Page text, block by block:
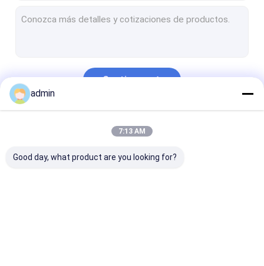
Ponte pedestre da passagem superior
Armação de aço da casa pré-fabricada
moldação de aço clara
Continue
admin
7:13 AM
Good day, what product are you looking for?